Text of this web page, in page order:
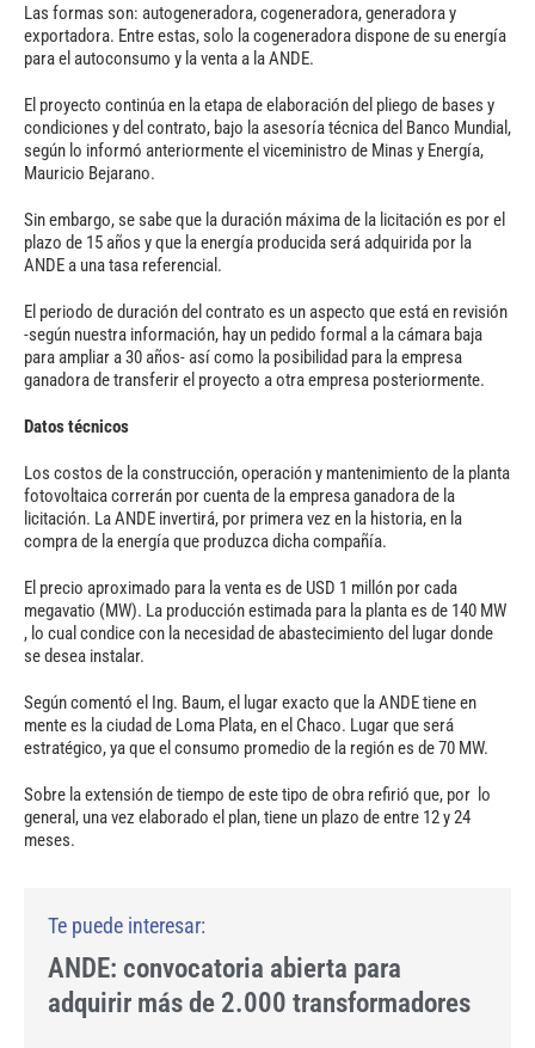
Las formas son: autogeneradora, cogeneradora, generadora y
exportadora. Entre estas, solo la cogeneradora dispone de su energía
para el autoconsumo y la venta a la ANDE.
El proyecto continúa en la etapa de elaboración del pliego de bases y
condiciones y del contrato, bajo la asesoría técnica del Banco Mundial,
según lo informó anteriormente el viceministro de Minas y Energía,
Mauricio Bejarano.
Sin embargo, se sabe que la duración máxima de la licitación es por el
plazo de 15 años y que la energía producida será adquirida por la
ANDE a una tasa referencial.
El periodo de duración del contrato es un aspecto que está en revisión
-según nuestra información, hay un pedido formal a la cámara baja
para ampliar a 30 años- así como la posibilidad para la empresa
ganadora de transferir el proyecto a otra empresa posteriormente.
Datos técnicos
Los costos de la construcción, operación y mantenimiento de la planta
fotovoltaica correrán por cuenta de la empresa ganadora de la
licitación. La ANDE invertirá, por primera vez en la historia, en la
compra de la energía que produzca dicha compañía.
El precio aproximado para la venta es de USD 1 millón por cada
megavatio (MW). La producción estimada para la planta es de 140 MW
, lo cual condice con la necesidad de abastecimiento del lugar donde
se desea instalar.
Según comentó el Ing. Baum, el lugar exacto que la ANDE tiene en
mente es la ciudad de Loma Plata, en el Chaco. Lugar que será
estratégico, ya que el consumo promedio de la región es de 70 MW.
Sobre la extensión de tiempo de este tipo de obra refirió que, por lo
general, una vez elaborado el plan, tiene un plazo de entre 12 y 24
meses.
ANDE: convocatoria abierta para
adquirir más de 2.000 transformadores